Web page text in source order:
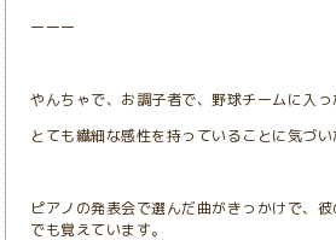
ーーー
やんちゃで、お調子者で、野球チームに入
とても繊細な感性を持っていることに気づ
ピアノの発表会で選んだ曲がきっかけで、
でも覚えています。